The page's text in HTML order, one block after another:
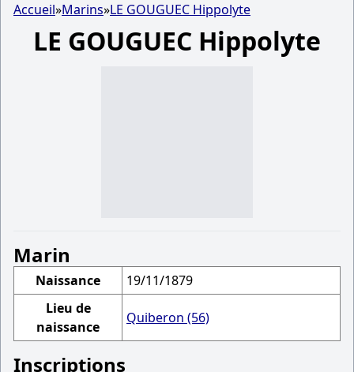
Accueil»Marins»LE GOUGUEC Hippolyte
LE GOUGUEC Hippolyte
Marin
Naissance
19/11/1879
Lieu de
naissance
Quiberon (56)
Inscriptions